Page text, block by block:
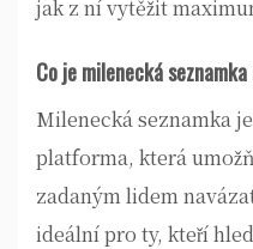
jak z ní vytěžit
Co je milenecká
Milenecká seznamka
platforma, která
zadaným lidem
ideální pro ty, kteří